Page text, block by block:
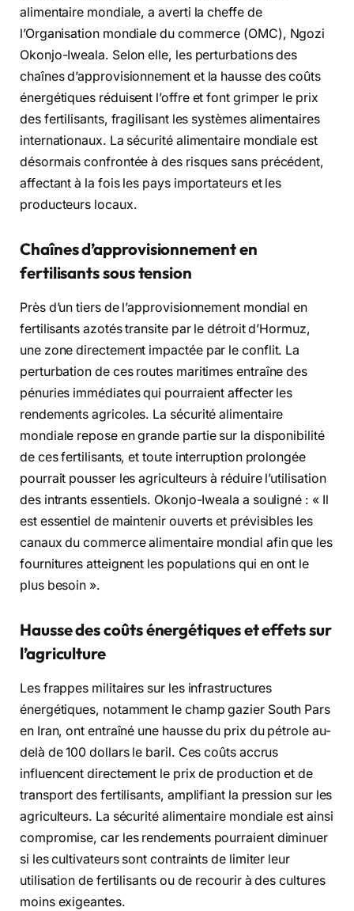
alimentaire mondiale, a averti la cheffe de
l’Organisation mondiale du commerce (OMC), Ngozi
Okonjo-Iweala. Selon elle, les perturbations des
chaînes d’approvisionnement et la hausse des coûts
énergétiques réduisent l’offre et font grimper le prix
des fertilisants, fragilisant les systèmes alimentaires
internationaux. La sécurité alimentaire mondiale est
désormais confrontée à des risques sans précédent,
affectant à la fois les pays importateurs et les
producteurs locaux.
Chaînes d’approvisionnement en
fertilisants sous tension
Près d’un tiers de l’approvisionnement mondial en
fertilisants azotés transite par le détroit d’Hormuz,
une zone directement impactée par le conflit. La
perturbation de ces routes maritimes entraîne des
pénuries immédiates qui pourraient affecter les
rendements agricoles. La sécurité alimentaire
mondiale repose en grande partie sur la disponibilité
de ces fertilisants, et toute interruption prolongée
pourrait pousser les agriculteurs à réduire l’utilisation
des intrants essentiels. Okonjo-Iweala a souligné : « Il
est essentiel de maintenir ouverts et prévisibles les
canaux du commerce alimentaire mondial afin que les
fournitures atteignent les populations qui en ont le
plus besoin ».
Hausse des coûts énergétiques et effets sur
l’agriculture
Les frappes militaires sur les infrastructures
énergétiques, notamment le champ gazier South Pars
en Iran, ont entraîné une hausse du prix du pétrole au-
delà de 100 dollars le baril. Ces coûts accrus
influencent directement le prix de production et de
transport des fertilisants, amplifiant la pression sur les
agriculteurs. La sécurité alimentaire mondiale est ainsi
compromise, car les rendements pourraient diminuer
si les cultivateurs sont contraints de limiter leur
utilisation de fertilisants ou de recourir à des cultures
moins exigeantes.